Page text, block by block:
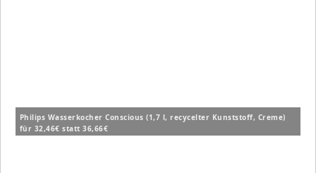
Philips Wasserkocher Conscious (1,7 l, recycelter Kunststoff, Creme)
für 32,46€ statt 36,66€